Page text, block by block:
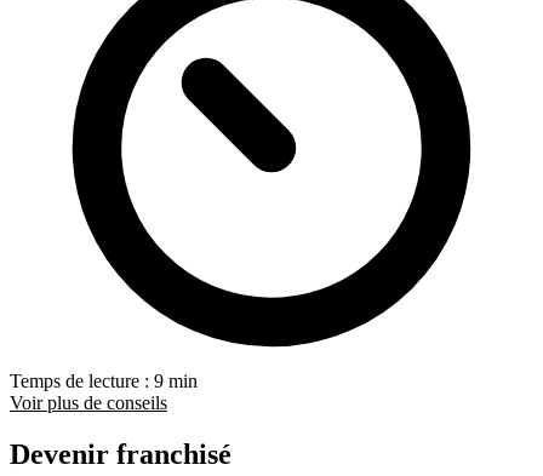
Temps de lecture : 9 min
Voir plus de conseils
Devenir franchisé